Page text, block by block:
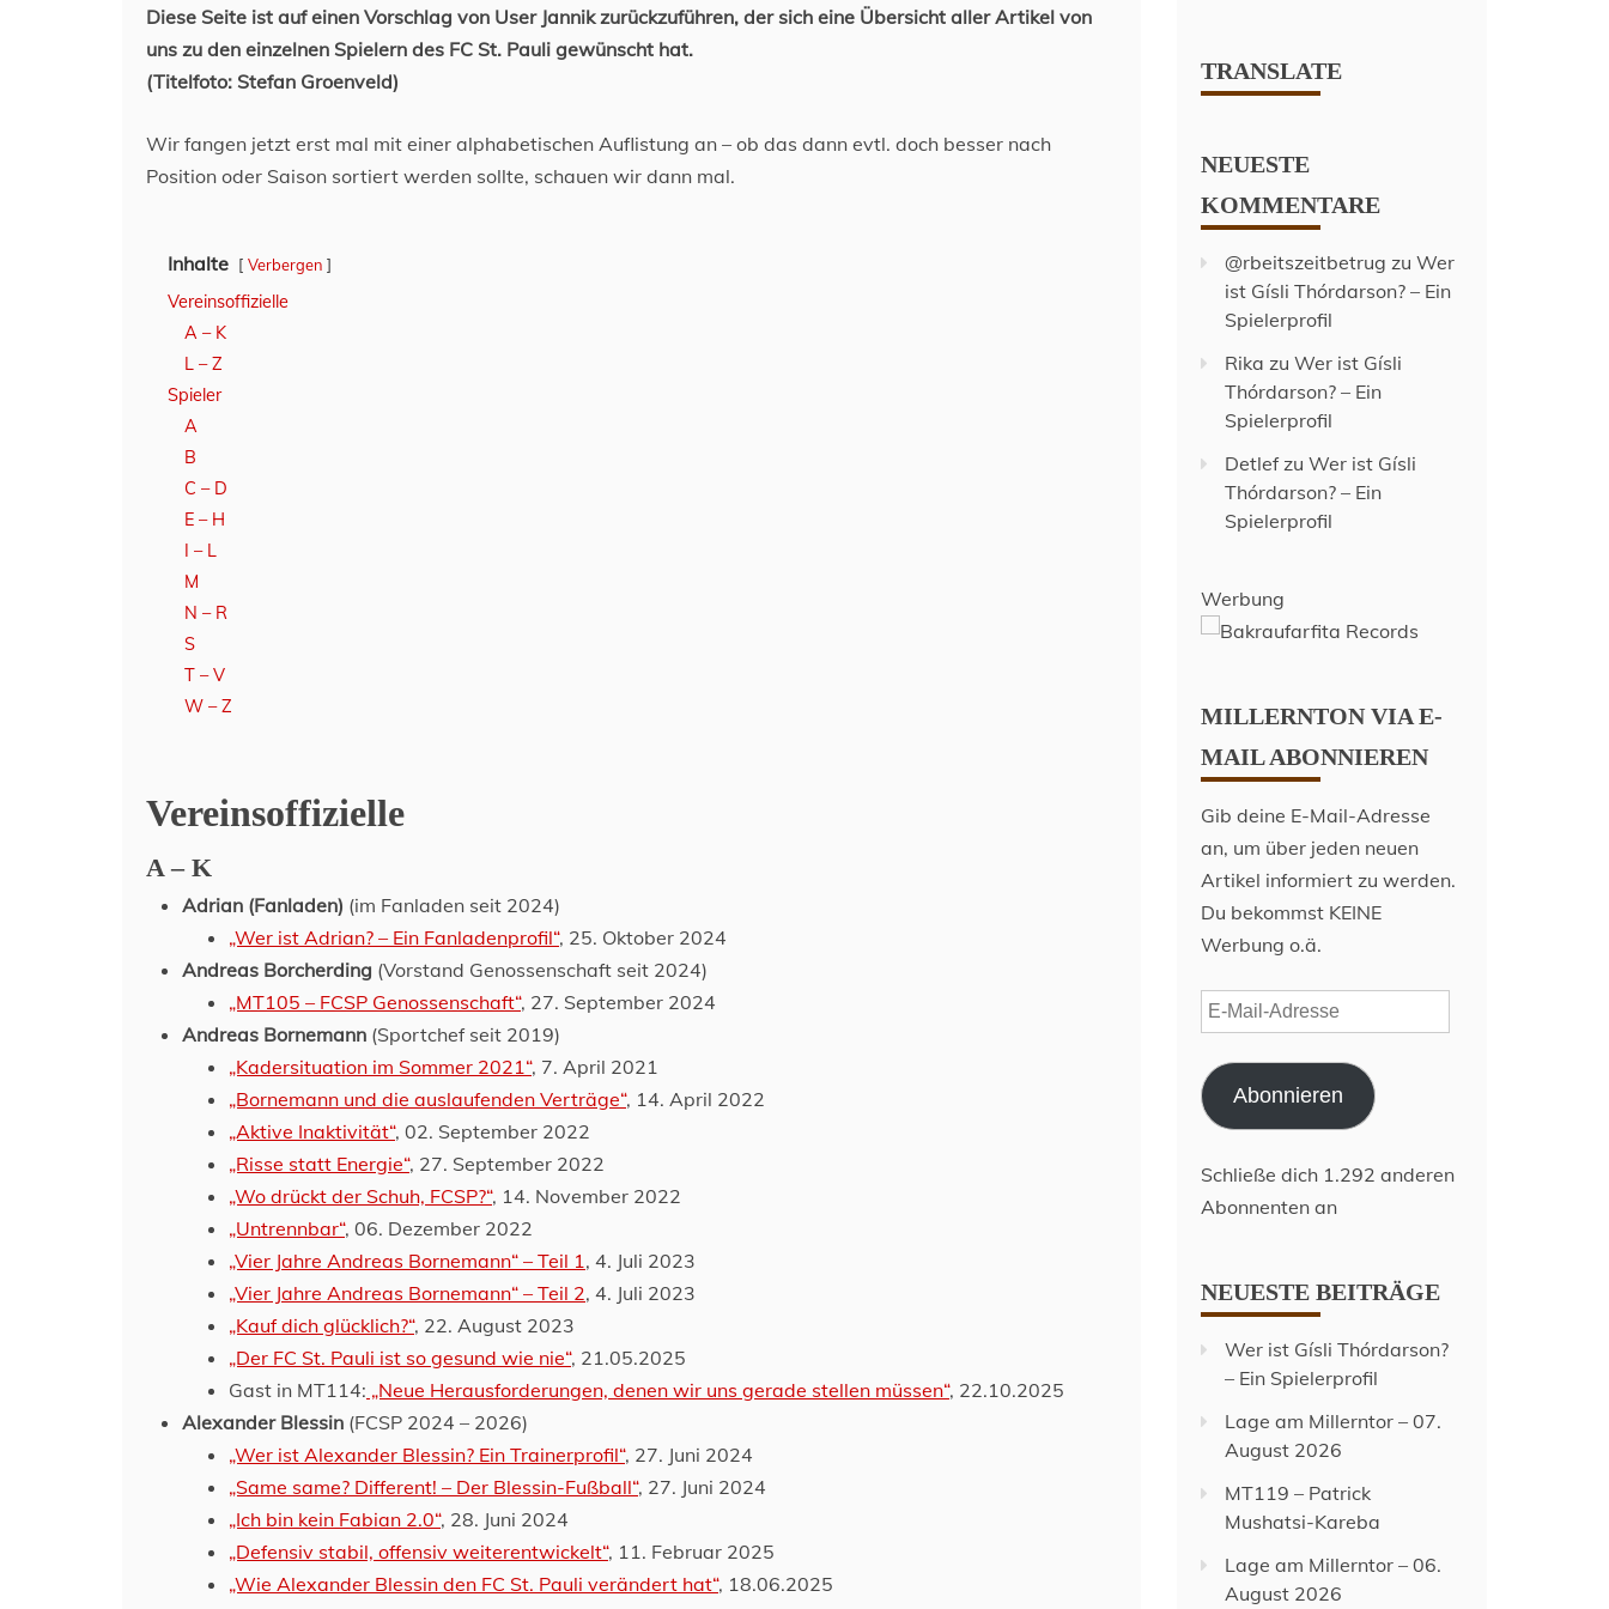
Diese Seite ist auf einen Vorschlag von User Jannik zurückzuführen, der sich eine Übersicht aller Artikel von
uns zu den einzelnen Spielern des FC St. Pauli gewünscht hat.
(Titelfoto: Stefan Groenveld)
Wir fangen jetzt erst mal mit einer alphabetischen Auflistung an – ob das dann evtl. doch besser nach
Position oder Saison sortiert werden sollte, schauen wir dann mal.
Inhalte Verbergen
Vereinsoffizielle
A – K
L – Z
Spieler
A
B
C – D
E – H
I – L
M
N – R
S
T – V
W – Z
Vereinsoffizielle
A – K
Adrian (Fanladen) (im Fanladen seit 2024)
„Wer ist Adrian? – Ein Fanladenprofil“, 25. Oktober 2024
Andreas Borcherding (Vorstand Genossenschaft seit 2024)
„MT105 – FCSP Genossenschaft“, 27. September 2024
Andreas Bornemann (Sportchef seit 2019)
„Kadersituation im Sommer 2021“, 7. April 2021
„Bornemann und die auslaufenden Verträge“, 14. April 2022
„Aktive Inaktivität“, 02. September 2022
„Risse statt Energie“, 27. September 2022
„Wo drückt der Schuh, FCSP?“, 14. November 2022
„Untrennbar“, 06. Dezember 2022
„Vier Jahre Andreas Bornemann“ – Teil 1, 4. Juli 2023
„Vier Jahre Andreas Bornemann“ – Teil 2, 4. Juli 2023
„Kauf dich glücklich?“, 22. August 2023
„Der FC St. Pauli ist so gesund wie nie“, 21.05.2025
Gast in MT114: „Neue Herausforderungen, denen wir uns gerade stellen müssen“, 22.10.2025
Alexander Blessin (FCSP 2024 – 2026)
„Wer ist Alexander Blessin? Ein Trainerprofil“, 27. Juni 2024
„Same same? Different! – Der Blessin-Fußball“, 27. Juni 2024
„Ich bin kein Fabian 2.0“, 28. Juni 2024
„Defensiv stabil, offensiv weiterentwickelt“, 11. Februar 2025
„Wie Alexander Blessin den FC St. Pauli verändert hat“, 18.06.2025
TRANSLATE
NEUESTE
KOMMENTARE
@rbeitszeitbetrug zuWer
ist Gísli Thórdarson? – Ein
Spielerprofil
Rika zuWer ist Gísli
Thórdarson? – Ein
Spielerprofil
DetlefzuWer ist Gísli
Thórdarson? – Ein
Spielerprofil
Werbung
MILLERNTON VIA E-
MAIL ABONNIEREN
Gib deine E-Mail-Adresse
an, um über jeden neuen
Artikel informiert zu werden.
Du bekommst KEINE
Werbung o.ä.
E-
Mail-
Adresse
Abonnieren
Schließe dich 1.292 anderen
Abonnenten an
NEUESTE BEITRÄGE
Wer ist Gísli Thórdarson?
– Ein Spielerprofil
Lage am Millerntor – 07.
August 2026
MT119 – Patrick
Mushatsi-Kareba
Lage am Millerntor – 06.
August 2026